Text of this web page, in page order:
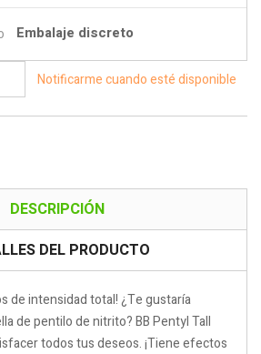
Embalaje discreto
Notificarme cuando esté disponible
DESCRIPCIÓN
DEL PRODUCTO
de intensidad total! ¿Te gustaría
de pentilo de nitrito? BB Pentyl Tall
todos tus deseos. ¡Tiene efectos